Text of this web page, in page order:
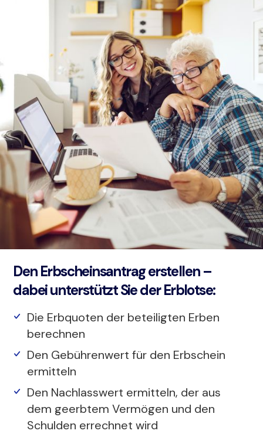
Den Erbscheinsantrag erstellen –
dabei unterstützt Sie der Erblotse:
Die Erbquoten der beteiligten Erben
berechnen
Den Gebührenwert für den Erbschein
ermitteln
Den Nachlasswert ermitteln, der aus
dem geerbtem Vermögen und den
Schulden errechnet wird